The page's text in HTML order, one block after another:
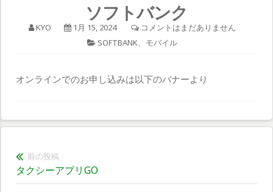
ソフトバンク
KYO 1月 15, 2024
コメントはまだありません
SOFTBANK、 モバイル
オンラインでのお申し込みは以下のバナーより
投
稿
前の投稿
前
の
タクシーアプリGO